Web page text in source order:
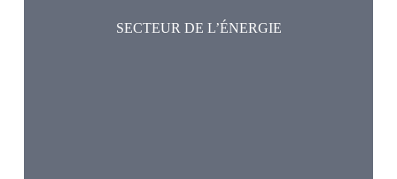
SECTEUR DE L’ÉNERGIE